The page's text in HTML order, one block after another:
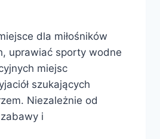
dla miłośników
uprawiać sporty wodne
miejsc
szukających
Niezależnie od
i